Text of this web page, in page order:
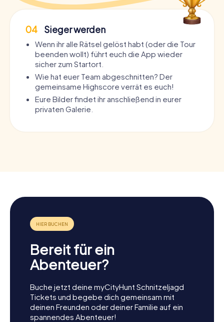
04 Sieger werden
Wenn ihr alle Rätsel gelöst habt (oder die Tour
beenden wollt) führt euch die App wieder
sicher zum Startort.
Wie hat euer Team abgeschnitten? Der
gemeinsame Highscore verrät es euch!
Eure Bilder findet ihr anschließend in eurer
privaten Galerie.
Bereit für ein
Abenteuer?
Buche jetzt deine myCityHunt Schnitzeljagd
Tickets und begebe dich gemeinsam mit
deinen Freunden oder deiner Familie auf ein
spannendes Abenteuer!